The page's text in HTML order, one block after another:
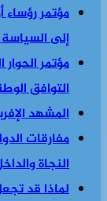
إلى السياسة
مؤتمر
التوافق
المشهد
مفارقات
النجاة
لماذا قد